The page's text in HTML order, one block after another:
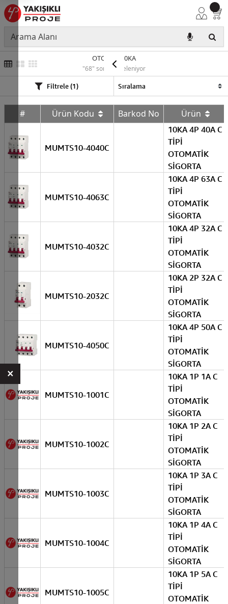
OTOMAT 10KA
"68" sonuç listeleniyor
Filtrele (1)
# Ürün Kodu Barkod No Ürün
MUMTS10-4040C
10KA 4P 40A C
TİPİ
OTOMATİK
SİGORTA
MUMTS10-4063C
10KA 4P 63A C
TİPİ
OTOMATİK
SİGORTA
MUMTS10-4032C
10KA 4P 32A C
TİPİ
OTOMATİK
SİGORTA
MUMTS10-2032C
10KA 2P 32A C
TİPİ
OTOMATİK
SİGORTA
MUMTS10-4050C
10KA 4P 50A C
TİPİ
OTOMATİK
SİGORTA
MUMTS10-1001C
10KA 1P 1A C
TİPİ
OTOMATİK
SİGORTA
MUMTS10-1002C
10KA 1P 2A C
TİPİ
OTOMATİK
SİGORTA
MUMTS10-1003C
10KA 1P 3A C
TİPİ
OTOMATİK
SİGORTA
MUMTS10-1004C
10KA 1P 4A C
TİPİ
OTOMATİK
SİGORTA
MUMTS10-1005C
10KA 1P 5A C
TİPİ
OTOMATİK
×